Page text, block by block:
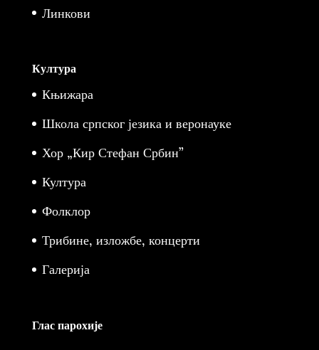
Линкови
Култура
Књижара
Школа српског језика и веронауке
Хор „Кир Стефан Србин”
Култура
Фолклор
Трибине, изложбе, концерти
Галерија
Глас парохије